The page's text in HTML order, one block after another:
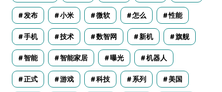
发布 小米 微软 怎么 性能
手机 技术 数智网 新机 旗舰
智能 智能家居 曝光 机器人
正式 游戏 科技 系列 美国